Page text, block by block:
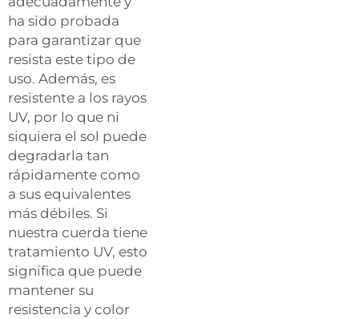
ha sido probada
para garantizar que
resista este tipo de
uso. Además, es
resistente a los rayos
UV, por lo que ni
siquiera el sol puede
degradarla tan
rápidamente como
a sus equivalentes
más débiles. Si
nuestra cuerda tiene
tratamiento UV, esto
significa que puede
mantener su
resistencia y color